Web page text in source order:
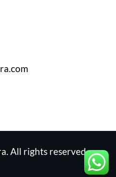
All rights reserved